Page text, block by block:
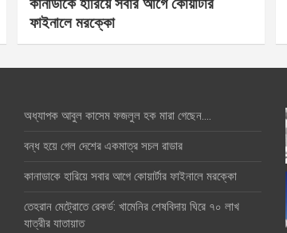
ফাইনালে মরক্কো
অধ্যাপক আবুল কাসেম ফজলুল হক মারা গেছেন….
বন্ধ হয়ে গেল দেশের একমাত্র সচল রাডার
কানাডাকে হারিয়ে সবার আগে কোয়ার্টার ফাইনালে মরক্কো
তেহরান মেট্রোতে রেকর্ড: খামেনির শেষবিদায় ঘিরে ৭০ লাখ
যাত্রীর যাতায়াত